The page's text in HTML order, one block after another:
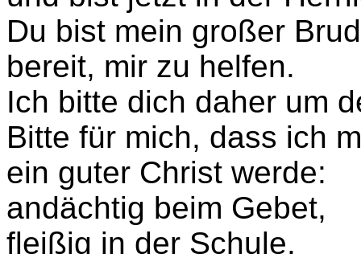
Du bist mein großer
bereit, mir zu helfen.
Ich bitte dich daher um
Bitte für mich, dass ich
ein guter Christ werde:
andächtig beim Gebet,
fleißig in der Schule,